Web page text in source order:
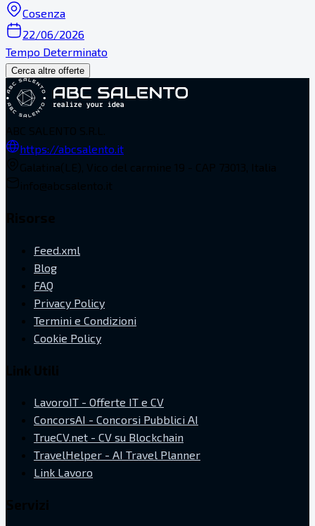
Cosenza
22/06/2026
Tempo Determinato
Cerca altre offerte
https://abcsalento.it
Feed.xml
Blog
FAQ
Privacy Policy
Termini e Condizioni
Cookie Policy
LavoroIT - Offerte IT e CV
ConcorsAI - Concorsi Pubblici AI
TrueCV.net - CV su Blockchain
TravelHelper - AI Travel Planner
Link Lavoro